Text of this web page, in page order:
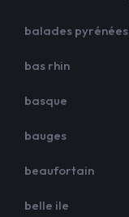
balades pyrénées
bas rhin
basque
bauges
beaufortain
belle ile